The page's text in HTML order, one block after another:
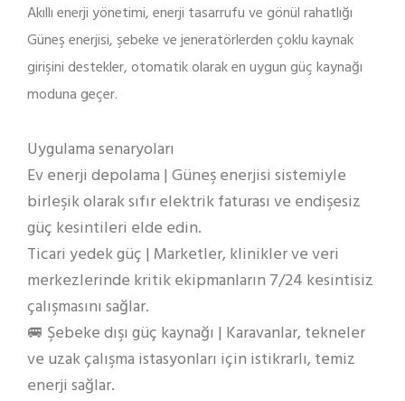
Akıllı enerji yönetimi, enerji tasarrufu ve gönül rahatlığı
Güneş enerjisi, şebeke ve jeneratörlerden çoklu kaynak
girişini destekler, otomatik olarak en uygun güç kaynağı
moduna geçer.
Uygulama senaryoları
Ev enerji depolama | Güneş enerjisi sistemiyle
birleşik olarak sıfır elektrik faturası ve endişesiz
güç kesintileri elde edin.
Ticari yedek güç | Marketler, klinikler ve veri
merkezlerinde kritik ekipmanların 7/24 kesintisiz
çalışmasını sağlar.
🚐 Şebeke dışı güç kaynağı | Karavanlar, tekneler
ve uzak çalışma istasyonları için istikrarlı, temiz
enerji sağlar.